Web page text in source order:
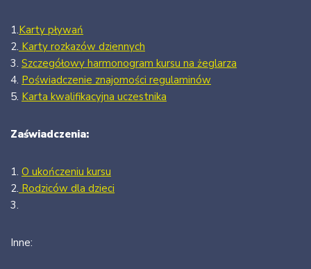
1.Karty pływań
2. Karty rozkazów dziennych
3. Szczegółowy harmonogram kursu na żeglarza
4. Poświadczenie znajomości regulaminów
5. Karta kwalifikacyjna uczestnika
Zaświadczenia:
1. O ukończeniu kursu
2. Rodziców dla dzieci
3.
Inne: